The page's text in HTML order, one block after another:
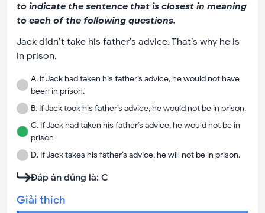
to indicate the sentence that is closest in meaning
to each of the following questions.
Jack didn’t take his father’s advice. That’s why he is
in prison.
A. If Jack had taken his father’s advice, he would not have
been in prison.
B. If Jack took his father’s advice, he would not be in prison.
C. If Jack had taken his father’s advice, he would not be in
prison
D. If Jack takes his father’s advice, he will not be in prison.
Đáp án đúng là: C
Giải thích